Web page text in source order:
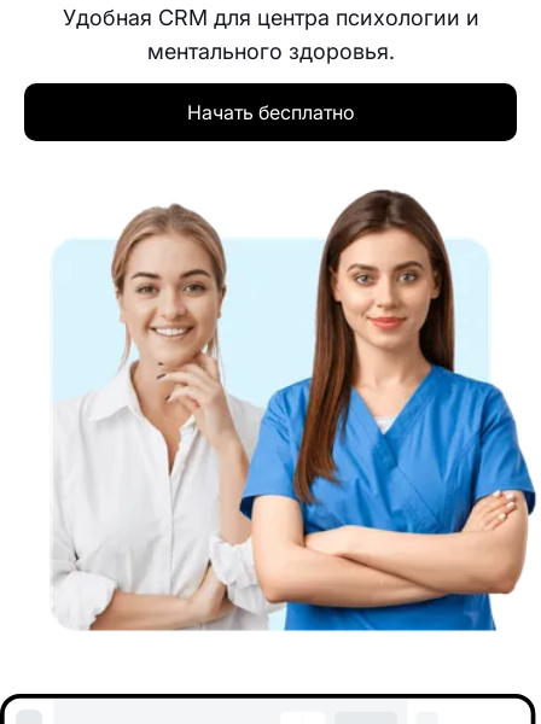
Удобная CRM для центра психологии и
ментального здоровья.
Начать бесплатно